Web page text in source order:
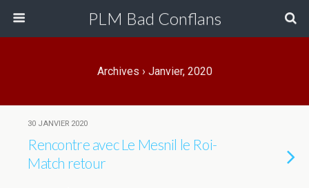
PLM Bad Conflans
Archives › Janvier, 2020
30 JANVIER 2020
Rencontre avec Le Mesnil le Roi-
Match retour